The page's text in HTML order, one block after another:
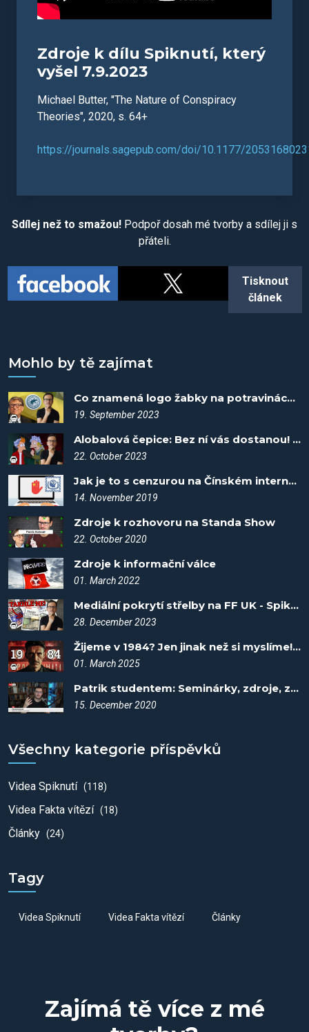
Zdroje k dílu Spiknutí, který
vyšel 7.9.2023
Michael Butter, "The Nature of Conspiracy
Theories", 2020, s. 64+
https://journals.sagepub.com/doi/10.1177/
Sdílej než to smažou! Podpoř dosah mé tvorby a sdílej ji s
přáteli.
Tisknout
článek
Mohlo by tě zajímat
Co znamená logo žabky na potravinách? - Spiknutí #12
19. September 2023
Alobalová čepice: Bez ní vás dostanou! - Spiknutí #36
22. October 2023
Jak je to s cenzurou na Čínském internetu? Fakta vítězí #5
14. November 2019
Zdroje k rozhovoru na Standa Show
22. October 2020
Zdroje k informační válce
01. March 2022
Mediální pokrytí střelby na FF UK - Spiknutí #74
28. December 2023
Žijeme v 1984? Jen jinak než si myslíme! - Spiknutí #112
01. March 2025
Patrik studentem: Seminárky, zdroje, zajímavosti
15. December 2020
Všechny kategorie příspěvků
Videa Spiknutí (118)
Videa Fakta vítězí (18)
Články (24)
Tagy
Videa Spiknutí Videa Fakta vítězí Články
Zajímá tě více z mé